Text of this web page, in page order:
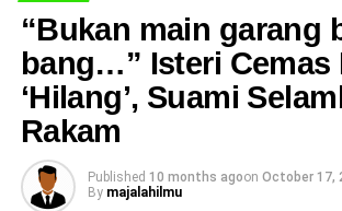
“Bukan main garang
bang…” Isteri Cemas
‘Hilang’, Suami
Rakam
Published 10 months agoon October 17,
By majalahilmu